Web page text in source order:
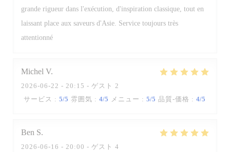
grande rigueur dans l'exécution, d'inspiration classique, tout en
laissant place aux saveurs d'Asie. Service toujours très
attentionné
Michel V
2026-06-22 - 20:15 - ゲスト 2
サービス : 5/5 雰囲気 : 4/5 メニュー : 5/5 品質-価格 : 4/5
Ben S
2026-06-16 - 20:00 - ゲスト 4